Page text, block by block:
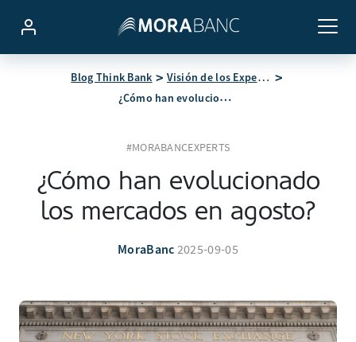
Blog Think Bank Visión de los Expertos
¿Cómo han evolucionado los mercados en agosto?
#MORABANCEXPERTS
¿Cómo han evolucionado
los mercados en agosto?
MoraBanc 2025-09-05